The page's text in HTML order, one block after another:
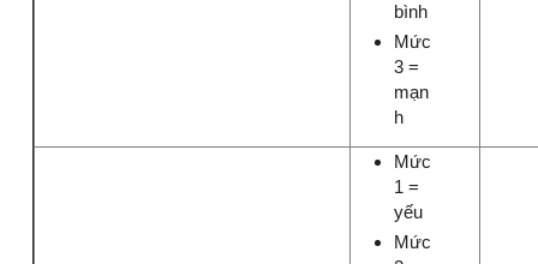
bình
Mức
3 =
mạn
h
Mức
1 =
yếu
Mức